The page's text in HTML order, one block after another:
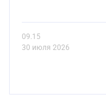
09.15
30 июля 2026